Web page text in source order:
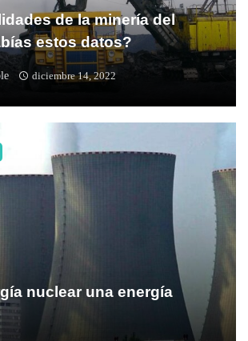
de la minería del
estos datos?
diciembre 14, 2022
nuclear una energía